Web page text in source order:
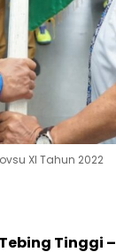
XI Tahun 2022
Tebing Tinggi –